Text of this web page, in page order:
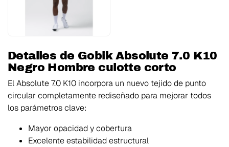
Detalles de Gobik Absolute 7.0 K10
Negro Hombre culotte corto
El Absolute 7.0 K10 incorpora un nuevo tejido de punto
circular completamente rediseñado para mejorar todos
los parámetros clave:
Mayor opacidad y cobertura
Excelente estabilidad estructural